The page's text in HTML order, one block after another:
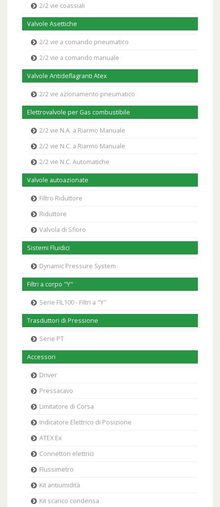
2/2 vie coassiali
Valvole Asettiche
2/2 vie a comando pneumatico
2/2 vie a comando manuale
Valvole Antideflagranti Atex
2/2 vie azionamento pneumatico
Elettrovalvole per Gas combustibile
2/2 vie N.A. a Riarmo Manuale
2/2 vie N.C. a Riarmo Manuale
2/2 vie N.C. Automatiche
Valvole autoazionate
Filtro Riduttore
Riduttore
Valvola di Sfioro
Sistemi Fluidici
Dynamic Pressure System
Filtri a corpo "Y"
Serie FIL100 - Filtri a "Y"
Trasduttori di Pressione
Serie PT
Accessori
Driver
Pressacavo
Limitatore di Corsa
Indicatore Elettrico di Posizione
ATEX Ex
Connettori elettrici
Flussimetro
Kit antiumidità
Kit scarico condensa